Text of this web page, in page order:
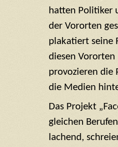
hatten Politiker
der Vororten
plakatiert seine
diesen
provozieren die
die Medien
Das Projekt
gleichen
lachend,